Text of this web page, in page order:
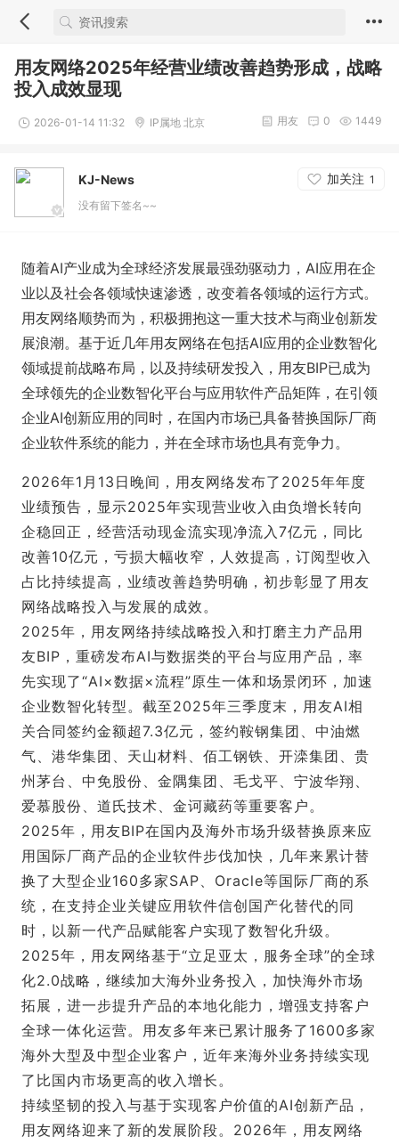
用友网络2025年经营业绩改善趋势形成，战略
投入成效显现
2026-01-14 11:32 IP属地 北京 1449
0
用友
KJ-News 加关注 1
没有留下签名~~
随着AI产业成为全球经济发展最强劲驱动力，AI应用在企
业以及社会各领域快速渗透，改变着各领域的运行方式。
用友网络顺势而为，积极拥抱这一重大技术与商业创新发
展浪潮。基于近几年用友网络在包括AI应用的企业数智化
领域提前战略布局，以及持续研发投入，用友BIP已成为
全球领先的企业数智化平台与应用软件产品矩阵，在引领
企业AI创新应用的同时，在国内市场已具备替换国际厂商
企业软件系统的能力，并在全球市场也具有竞争力。
2026年1月13日晚间，用友网络发布了2025年年度
业绩预告，显示2025年实现营业收入由负增长转向
企稳回正，经营活动现金流实现净流入7亿元，同比
改善10亿元，亏损大幅收窄，人效提高，订阅型收入
占比持续提高，业绩改善趋势明确，初步彰显了用友
网络战略投入与发展的成效。
2025年，用友网络持续战略投入和打磨主力产品用
友BIP，重磅发布AI与数据类的平台与应用产品，率
先实现了“AI×数据×流程”原生一体和场景闭环，加速
企业数智化转型。截至2025年三季度末，用友AI相
关合同签约金额超7.3亿元，签约鞍钢集团、中油燃
气、港华集团、天山材料、佰工钢铁、开滦集团、贵
州茅台、中免股份、 金隅集团 、毛戈平、宁波华翔、
爱慕股份、道氏技术、 金诃藏药等重要客户。
2025年，用友BIP在国内及海外市场升级替换原来应
用国际厂商产品的企业软件步伐加快，几年来累计替
换了大型企业160多家SAP、Oracle等国际厂商的系
统，在支持企业关键应用软件信创国产化替代的同
时，以新一代产品赋能客户实现了数智化升级。
2025年，用友网络基于“立足亚太，服务全球”的全球
化2.0战略，继续加大海外业务投入，加快海外市场
拓展，进一步提升产品的本地化能力，增强支持客户
全球一体化运营。用友多年来已累计服务了1600多家
海外大型及中型企业客户，近年来海外业务持续实现
了比国内市场更高的收入增长。
持续坚韧的投入与基于实现客户价值的AI创新产品，
用友网络迎来了新的发展阶段。2026年，用友网络